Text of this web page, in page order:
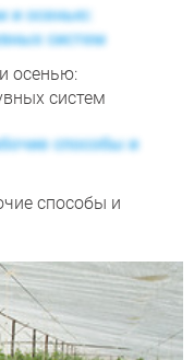
осенью:
систем
способы и